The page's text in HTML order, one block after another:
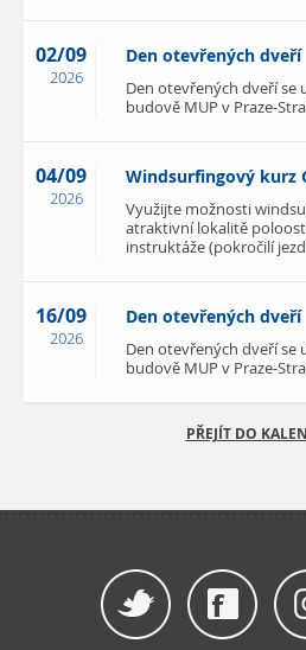
02/09
2026
Den otevřených dveří
Den otevřených dveří se
budově MUP v Praze-
04/09
2026
Windsurfingový kurz
Využijte možnosti
atraktivní lokalitě
instruktáže (pokročilí
16/09
2026
Den otevřených dveří
Den otevřených dveří se
budově MUP v Praze-
PŘEJÍT DO